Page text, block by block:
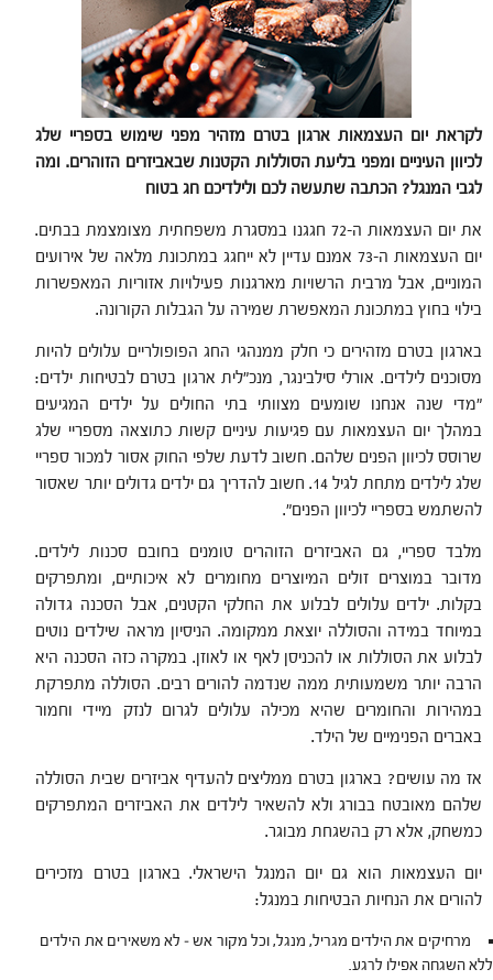
לקראת יום העצמאות ארגון בטרם מזהיר מפני שימוש בספריי שלג
לכיוון העיניים ומפני בליעת הסוללות הקטנות שבאביזרים הזוהרים. ומה
לגבי המנגל? הכתבה שתעשה לכם ולילדיכם חג בטוח
את יום העצמאות ה-72 חגגנו במסגרת משפחתית מצומצמת בבתים.
יום העצמאות ה-73 אמנם עדיין לא ייחגג במתכונת מלאה של אירועים
המוניים, אבל מרבית הרשויות מארגנות פעילויות אזוריות המאפשרות
בילוי בחוץ במתכונת המאפשרת שמירה על הגבלות הקורונה.
בארגון בטרם מזהירים כי חלק ממנהגי החג הפופולריים עלולים להיות
מסוכנים לילדים. אורלי סילבינגר, מנכ"לית ארגון בטרם לבטיחות ילדים:
"מדי שנה אנחנו שומעים מצוותי בתי החולים על ילדים המגיעים
במהלך יום העצמאות עם פגיעות עיניים קשות כתוצאה מספריי שלג
שרוסס לכיוון הפנים שלהם. חשוב לדעת שלפי החוק אסור למכור ספריי
שלג לילדים מתחת לגיל 14. חשוב להדריך גם ילדים גדולים יותר שאסור
להשתמש בספריי לכיוון הפנים".
מלבד ספריי, גם האביזרים הזוהרים טומנים בחובם סכנות לילדים.
מדובר במוצרים זולים המיוצרים מחומרים לא איכותיים, ומתפרקים
בקלות. ילדים עלולים לבלוע את החלקי הקטנים, אבל הסכנה גדולה
במיוחד במידה והסוללה יוצאת ממקומה. הניסיון מראה שילדים נוטים
לבלוע את הסוללות או להכניסן לאף או לאוזן. במקרה כזה הסכנה היא
הרבה יותר משמעותית ממה שנדמה להורים רבים. הסוללה מתפרקת
במהירות והחומרים שהיא מכילה עלולים לגרום לנזק מיידי וחמור
באברים הפנימיים של הילד.
אז מה עושים? בארגון בטרם ממליצים להעדיף אביזרים שבית הסוללה
שלהם מאובטח בבורג ולא להשאיר לילדים את האביזרים המתפרקים
כמשחק, אלא רק בהשגחת מבוגר.
יום העצמאות הוא גם יום המנגל הישראלי. בארגון בטרם מזכירים
להורים את הנחיות הבטיחות במנגל:
מרחיקים את הילדים מגריל, מנגל, וכל מקור אש – לא משאירים את הילדים
ללא השגחה אפילו לרגע.